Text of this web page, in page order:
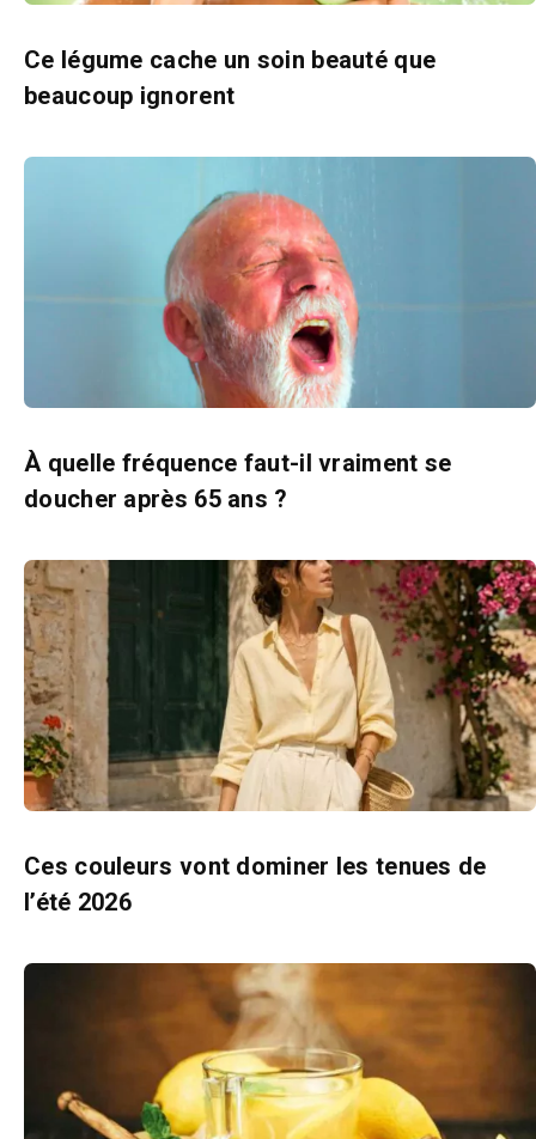
Ce légume cache un soin beauté que
beaucoup ignorent
À quelle fréquence faut-il vraiment se
doucher après 65 ans ?
Ces couleurs vont dominer les tenues de
l’été 2026